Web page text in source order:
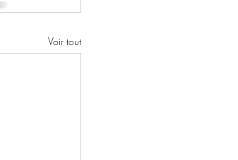
Voir tout